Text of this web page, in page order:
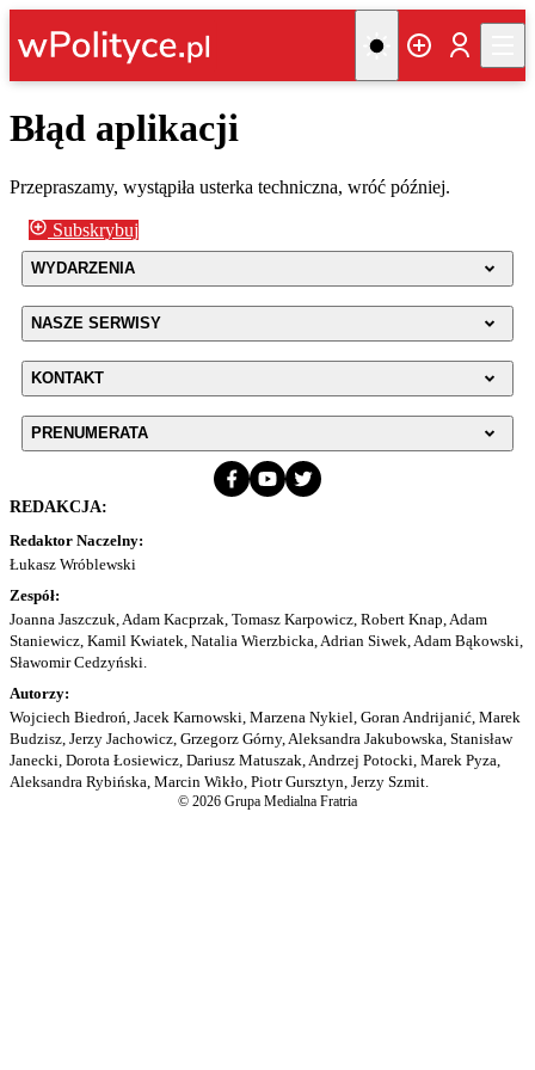
Błąd aplikacji
Przepraszamy, wystąpiła usterka techniczna, wróć później.
Subskrybuj
WYDARZENIA
NASZE SERWISY
KONTAKT
PRENUMERATA
REDAKCJA:
Redaktor Naczelny:
Łukasz Wróblewski
Zespół:
Joanna Jaszczuk, Adam Kacprzak, Tomasz Karpowicz, Robert Knap, Adam
Staniewicz, Kamil Kwiatek, Natalia Wierzbicka, Adrian Siwek, Adam Bąkowski,
Sławomir Cedzyński.
Autorzy:
Wojciech Biedroń, Jacek Karnowski, Marzena Nykiel, Goran Andrijanić, Marek
Budzisz, Jerzy Jachowicz, Grzegorz Górny, Aleksandra Jakubowska, Stanisław
Janecki, Dorota Łosiewicz, Dariusz Matuszak, Andrzej Potocki, Marek Pyza,
Aleksandra Rybińska, Marcin Wikło, Piotr Gursztyn, Jerzy Szmit.
© 2026 Grupa Medialna Fratria